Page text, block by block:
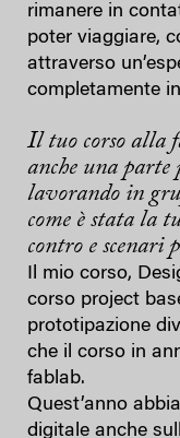
rimanere in
poter viaggiare,
attraverso
completamente
Il tuo corso alla
anche una
lavorando in
come è stata la
contro e scenari
Il mio corso,
corso project
prototipazione
che il corso in
fablab.
Quest’anno
digitale anche